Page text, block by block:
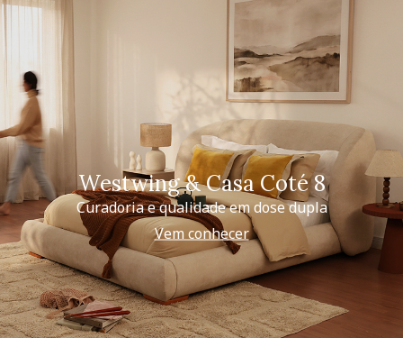
Westwing & Casa Coté 8
Curadoria e qualidade em dose dupla
Vem conhecer